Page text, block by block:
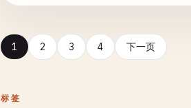
1 2 3 4 下一页
标签